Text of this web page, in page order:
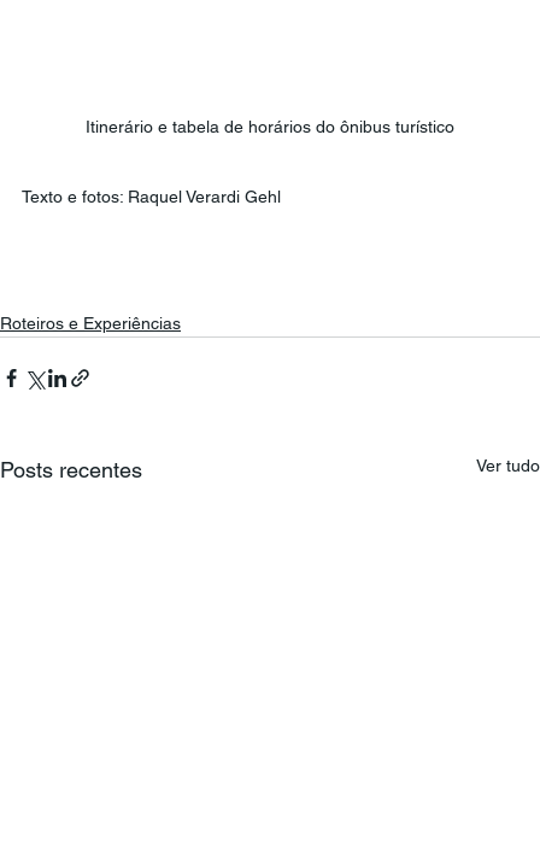
Itinerário e tabela de horários do ônibus turístico
Texto e fotos: Raquel Verardi Gehl
Roteiros e Experiências
Posts recentes Ver tudo